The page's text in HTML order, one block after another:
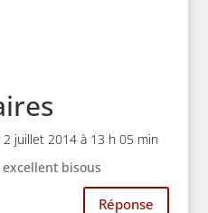
2 juillet 2014 à 13 h 05 min
bisous
Réponse